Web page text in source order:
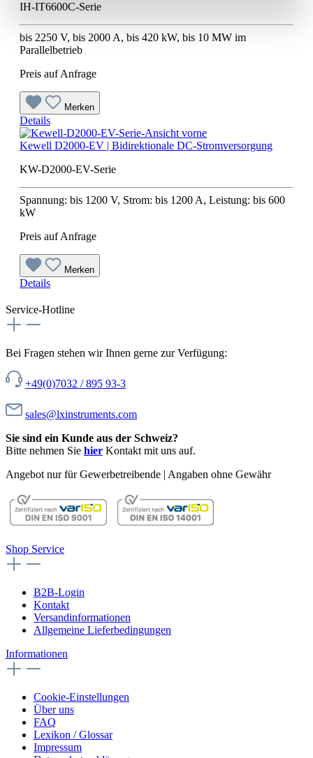
IH-IT6600C-Serie
bis 2250 V, bis 2000 A, bis 420 kW, bis 10 MW im
Parallelbetrieb
Preis auf Anfrage
Merken
Details
Kewell D2000-EV | Bidirektionale DC-Stromversorgung
KW-D2000-EV-Serie
Spannung: bis 1200 V, Strom: bis 1200 A, Leistung: bis 600
kW
Preis auf Anfrage
Merken
Details
Service-Hotline
Bei Fragen stehen wir Ihnen gerne zur Verfügung:
+49(0)7032 / 895 93-3
sales@lxinstruments.com
Sie sind ein Kunde aus der Schweiz?
Bitte nehmen Sie hier Kontakt mit uns auf.
Angebot nur für Gewerbetreibende | Angaben ohne Gewähr
Shop Service
B2B-Login
Kontakt
Versandinformationen
Allgemeine Lieferbedingungen
Informationen
Cookie-Einstellungen
Über uns
FAQ
Lexikon / Glossar
Impressum